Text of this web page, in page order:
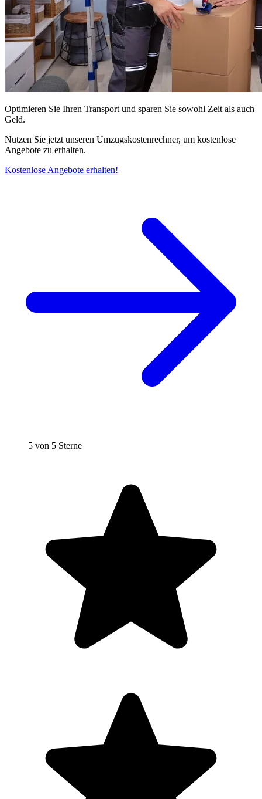
Optimieren Sie Ihren Transport und sparen Sie sowohl Zeit als auch
Geld.
Nutzen Sie jetzt unseren Umzugskostenrechner, um kostenlose
Angebote zu erhalten.
Kostenlose Angebote erhalten!
5 von 5 Sterne